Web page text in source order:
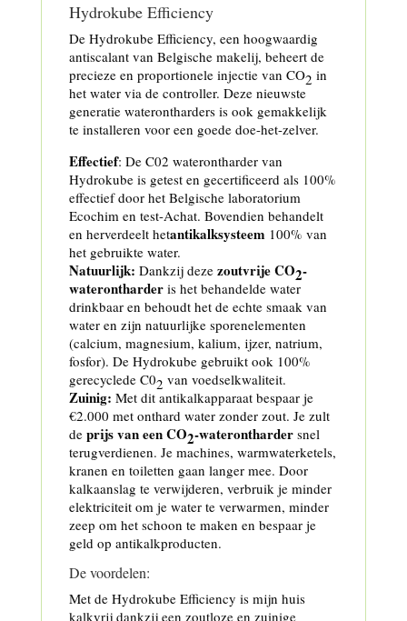
Hydrokube Efficiency
De Hydrokube Efficiency, een hoogwaardig
antiscalant van Belgische makelij, beheert de
precieze en proportionele injectie van CO2 in
het water via de controller. Deze nieuwste
generatie waterontharders is ook gemakkelijk
te installeren voor een goede doe-het-zelver.
Effectief: De C02 waterontharder van
Hydrokube is getest en gecertificeerd als 100%
effectief door het Belgische laboratorium
Ecochim en test-Achat. Bovendien behandelt
en herverdeelt hetantikalksysteem 100% van
het gebruikte water.
Natuurlijk: Dankzij deze zoutvrije CO2-
waterontharderis het behandelde water
drinkbaar en behoudt het de echte smaak van
water en zijn natuurlijke sporenelementen
(calcium, magnesium, kalium, ijzer, natrium,
fosfor). De Hydrokube gebruikt ook 100%
gerecyclede C02 van voedselkwaliteit.
Zuinig: Met dit antikalkapparaat bespaar je
€2.000 met onthard water zonder zout. Je zult
de prijs van een CO2-wateronthardersnel
terugverdienen. Je machines, warmwaterketels,
kranen en toiletten gaan langer mee. Door
kalkaanslag te verwijderen, verbruik je minder
elektriciteit om je water te verwarmen, minder
zeep om het schoon te maken en bespaar je
geld op antikalkproducten.
De voordelen:
Met de Hydrokube Efficiency is mijn huis
kalkvrij dankzij een zoutloze en zuinige